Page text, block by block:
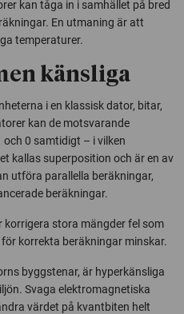
kan tåga in i samhället på bred
En utmaning är att
temperaturer.
känsliga
i en klassisk dator, bitar,
kan de motsvarande
0 samtidigt – i vilken
kallas superposition och är en av
utföra parallella beräkningar,
beräkningar.
stora mängder fel som
korrekta beräkningar minskar.
byggstenar, är hyperkänsliga
Svaga elektromagnetiska
värdet på kvantbiten helt